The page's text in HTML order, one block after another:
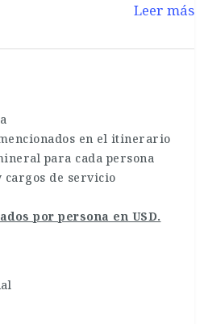
Leer más
en el itinerario
para cada persona
de servicio
por persona en USD.